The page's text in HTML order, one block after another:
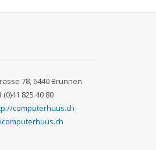
78, 6440 Brunnen
(0)41 825 40 80
computerhuus.ch